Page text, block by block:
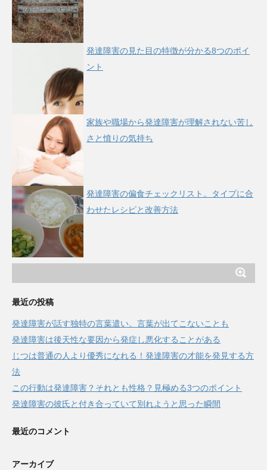
発達障害の見た目の特徴が分かる8つのポイ
ント
家族や職場から発達障害が理解されない苦し
さと憤りの気持ち
発達障害の偏食チェックリスト。タイプに合
わせたレシピと改善方法
最近の投稿
発達障害が話す独特の言葉遣い。言葉が出てこないことも
発達障害は後天性な要因から発症し悪化することがある
じつは普通の人より優秀になれる！発達障害の才能を発見する方
法
この行動は発達障害？それとも性格？見極める3つのポイント
発達障害の彼氏と付き合っていて別れようと思った瞬間
最近のコメント
アーカイブ